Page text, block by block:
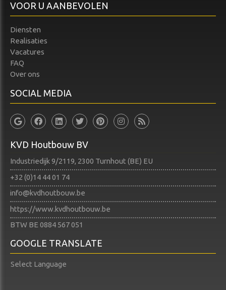
VOOR U AANBEVOLEN
Diensten
Realisaties
Vacatures
FAQ
Over ons
SOCIAL MEDIA
KVD Houtbouw BV
Industriedijk 9/2119, 2300 Turnhout (BE) EU
+32 (0)14 44 01 74​​​​​​​
info@kvdhoutbouw.be
https://www.kvdhoutbouw.be
BTW BE 0884 567 051
GOOGLE TRANSLATE
Select Language